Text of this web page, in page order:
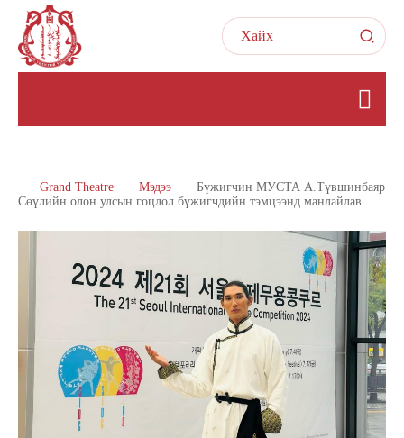
Grand Theatre Мэдээ
Бүжигчин МУСТА А.Түвшинбаяр
Сөүлийн олон улсын гоцлол бүжигчдийн тэмцээнд манлайлав.